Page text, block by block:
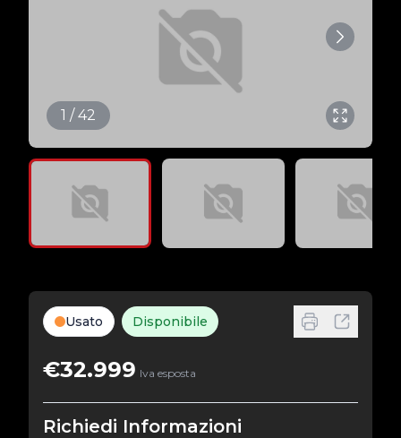
1 / 42
Usato Disponibile
€32.999 Iva esposta
Richiedi Informazioni